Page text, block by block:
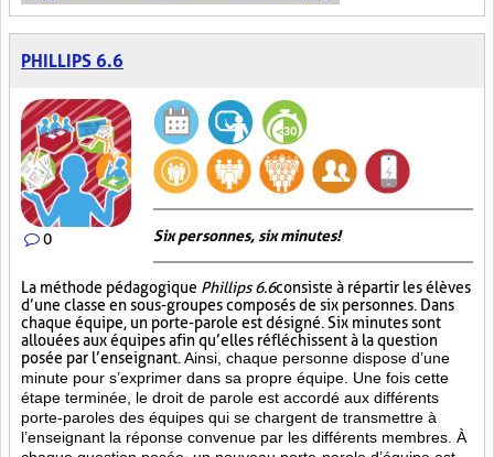
PHILLIPS 6.6
0 Six personnes, six minutes!
La méthode pédagogique Phillips 6.6consiste à répartir les élèves
d’une classe en sous-groupes composés de six personnes. Dans
chaque équipe, un porte-parole est désigné. Six minutes sont
allouées aux équipes afin qu’elles réfléchissent à la question
posée par l’enseignant. Ainsi, chaque personne dispose d’une
minute pour s’exprimer dans sa propre équipe. Une fois cette
étape terminée, le droit de parole est accordé aux différents
porte-paroles des équipes qui se chargent de transmettre à
l’enseignant la réponse convenue par les différents membres. À